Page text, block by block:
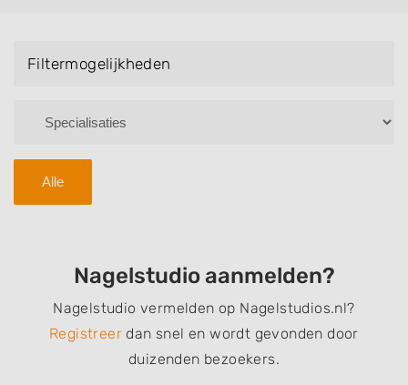
Filtermogelijkheden
Alle
Nagelstudio aanmelden?
Nagelstudio vermelden op Nagelstudios.nl?
Registreer dan snel en wordt gevonden door
duizenden bezoekers.